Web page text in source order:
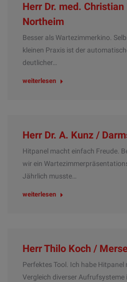
Herr Dr. med.
Northeim
Besser als Wartezimmerkino.
kleinen Praxis ist der
deutlicher…
weiterlesen
Herr Dr. A. Kunz /
Hitpanel macht einfach Freude.
wir ein
Jährlich musste…
weiterlesen
Herr Thilo Koch /
Perfektes Tool. Ich habe Hitpanel
Vergleich diverser Aufrufsysteme